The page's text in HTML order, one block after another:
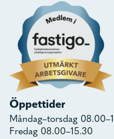
Öppettider
Måndag–torsdag
Fredag 08.00–15.30